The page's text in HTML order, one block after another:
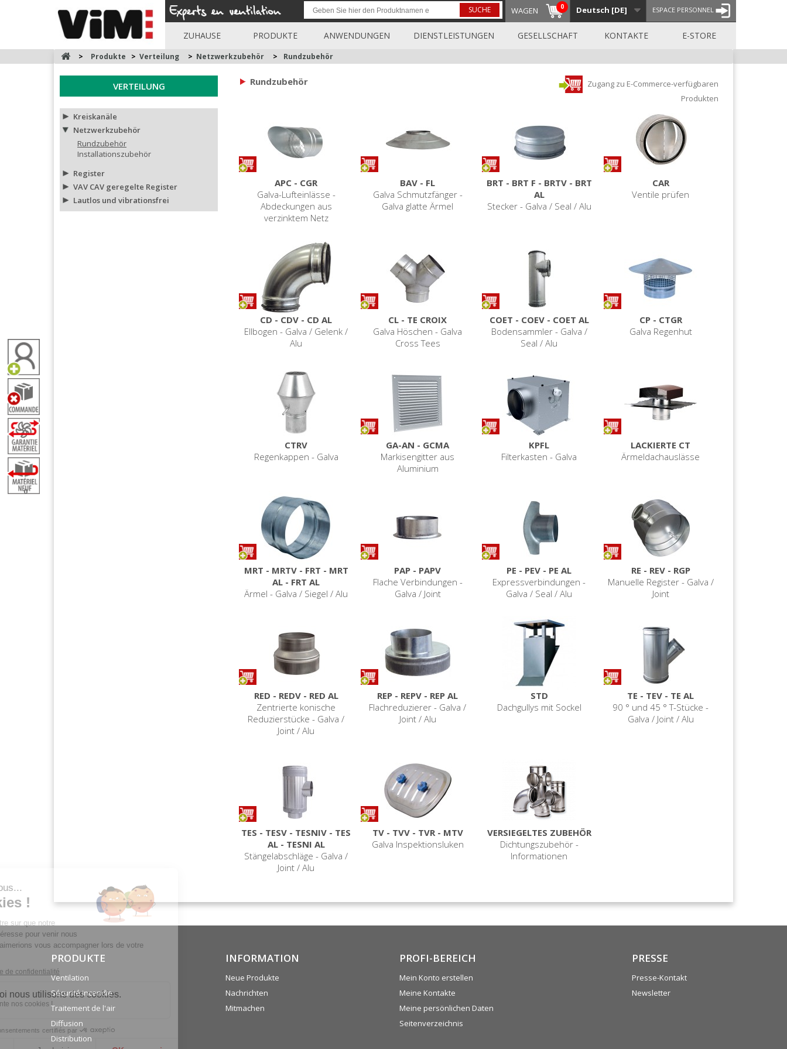
ESPACE PERSONNEL
Deutsch [DE]
WAGEN 0
SUCHE
ZUHAUSE PRODUKTE ANWENDUNGEN DIENSTLEISTUNGEN GESELLSCHAFT KONTAKTE E-STORE
0
> Produkte > Verteilung > Netzwerkzubehör > Rundzubehör
VERTEILUNG
Kreiskanäle
Netzwerkzubehör
Rundzubehör
Installationszubehör
Register
VAV CAV geregelte Register
Lautlos und vibrationsfrei
Rundzubehör
Zugang zu E-Commerce-verfügbaren
Produkten
APC - CGR
Galva-Lufteinlässe -
Abdeckungen aus
verzinktem Netz
BAV - FL
Galva Schmutzfänger -
Galva glatte Ärmel
BRT - BRT F - BRTV - BRT
AL
Stecker - Galva / Seal / Alu
CAR
Ventile prüfen
CD - CDV - CD AL
Ellbogen - Galva / Gelenk /
Alu
CL - TE CROIX
Galva Höschen - Galva
Cross Tees
COET - COEV - COET AL
Bodensammler - Galva /
Seal / Alu
CP - CTGR
Galva Regenhut
CTRV
Regenkappen - Galva
GA-AN - GCMA
Markisengitter aus
Aluminium
KPFL
Filterkasten - Galva
LACKIERTE CT
Ärmeldachauslässe
MRT - MRTV - FRT - MRT
AL - FRT AL
Ärmel - Galva / Siegel / Alu
PAP - PAPV
Flache Verbindungen -
Galva / Joint
PE - PEV - PE AL
Expressverbindungen -
Galva / Seal / Alu
RE - REV - RGP
Manuelle Register - Galva /
Joint
RED - REDV - RED AL
Zentrierte konische
Reduzierstücke - Galva /
Joint / Alu
REP - REPV - REP AL
Flachreduzierer - Galva /
Joint / Alu
STD
Dachgullys mit Sockel
TE - TEV - TE AL
90 ° und 45 ° T-Stücke -
Galva / Joint / Alu
TES - TESV - TESNIV - TES
AL - TESNI AL
Stängelabschläge - Galva /
Joint / Alu
TV - TVV - TVR - MTV
Galva Inspektionsluken
VERSIEGELTES ZUBEHÖR
Dichtungszubehör -
Informationen
PRODUKTE
Ventilation
Sécurité incendie
Traitement de l'air
Diffusion
Distribution
INFORMATION
Neue Produkte
Nachrichten
Mitmachen
PROFI-BEREICH
Mein Konto erstellen
Meine Kontakte
Meine persönlichen Daten
Seitenverzeichnis
PRESSE
Presse-Kontakt
Newsletter